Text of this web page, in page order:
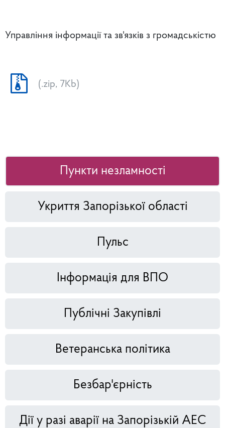
Управління інформації та зв'язків з громадськістю
(.zip, 7Kb)
Пункти незламності
Укриття Запорізької області
Пульс
Інформація для ВПО
Публічні Закупівлі
Ветеранська політика
Безбар'єрність
Дії у разі аварії на Запорізькій АЕС